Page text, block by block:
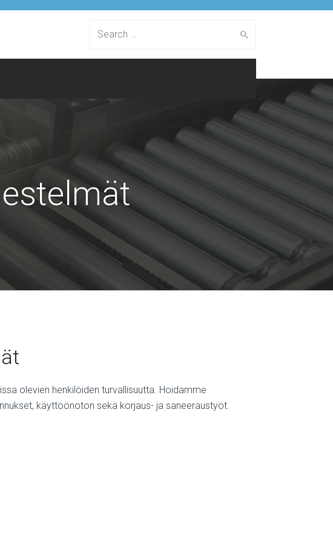
Search
olevien henkilöiden turvallisuutta. Hoidamme
käyttöönoton sekä korjaus- ja saneeraustyöt.